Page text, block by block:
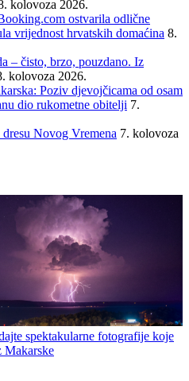
kolovoza 2026.
ostvarila odlične
vrijednost hrvatskih domaćina 8.
– čisto, brzo, pouzdano. Iz
kolovoza 2026.
Poziv djevojčicama od osam
dio rukometne obitelji 7.
Novog Vremena 7. kolovoza
spektakularne fotografije koje
Makarske